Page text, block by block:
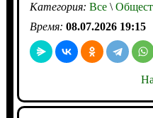
Категория: Все\
Время: 08.07.2026 19:15